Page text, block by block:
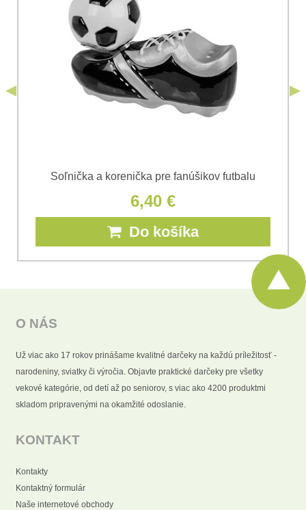
odoslania formulára. Oboznámil som sa s
podmienkamiOchrany osobných údajovspoločnosti Bomba
Soľnička a korenička pre fanúšikov futbalu
6,40 €
Do košíka
O NÁS
Už viac ako 17 rokov prinášame kvalitné darčeky na každú príležitosť -
narodeniny, sviatky či výročia. Objavte praktické darčeky pre všetky
vekové kategórie, od detí až po seniorov, s viac ako 4200 produktmi
skladom pripravenými na okamžité odoslanie.
KONTAKT
Kontakty
Kontaktný formulár
Naše internetové obchody